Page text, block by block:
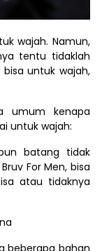
wajah. Namun,
tentu tidaklah
untuk wajah,
umum kenapa
untuk wajah:
batang tidak
For Men, bisa
atau tidaknya
beberapa bahan